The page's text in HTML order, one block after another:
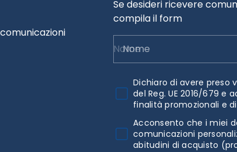
Se desideri ricevere
compila il form
Nome
Dichiaro di avere preso
del Reg. UE 2016/679
finalità promozionali e
Acconsento che i miei
comunicazioni
abitudini di acquisto